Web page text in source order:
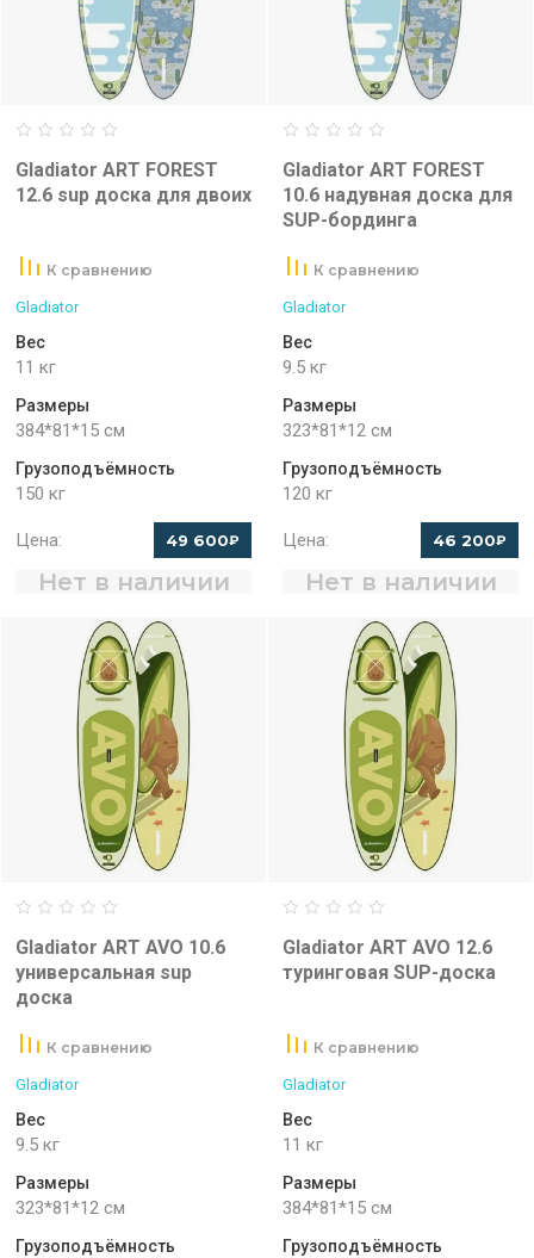
Gladiator ART FOREST
12.6 sup доска для двоих
К сравнению
Gladiator
Вес
11 кг
Размеры
384*81*15 см
Грузоподъёмность
150 кг
Цена: 49 600₽
Нет в наличии
Gladiator ART FOREST
10.6 надувная доска для
SUP-бординга
К сравнению
Gladiator
Вес
9.5 кг
Размеры
323*81*12 см
Грузоподъёмность
120 кг
Цена: 46 200₽
Нет в наличии
Gladiator ART AVO 10.6
универсальная sup
доска
К сравнению
Gladiator
Вес
9.5 кг
Размеры
323*81*12 см
Грузоподъёмность
Gladiator ART AVO 12.6
туринговая SUP-доска
К сравнению
Gladiator
Вес
11 кг
Размеры
384*81*15 см
Грузоподъёмность